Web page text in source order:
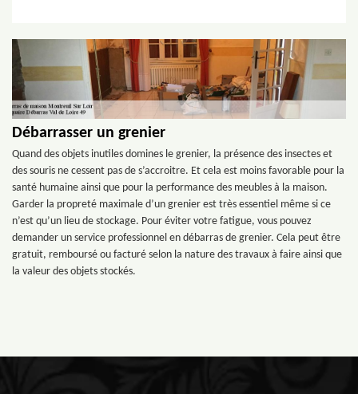
Débarrasser un grenier
Quand des objets inutiles domines le grenier, la présence des insectes et
des souris ne cessent pas de s’accroitre. Et cela est moins favorable pour la
santé humaine ainsi que pour la performance des meubles à la maison.
Garder la propreté maximale d’un grenier est très essentiel même si ce
n’est qu’un lieu de stockage. Pour éviter votre fatigue, vous pouvez
demander un service professionnel en débarras de grenier. Cela peut être
gratuit, remboursé ou facturé selon la nature des travaux à faire ainsi que
la valeur des objets stockés.